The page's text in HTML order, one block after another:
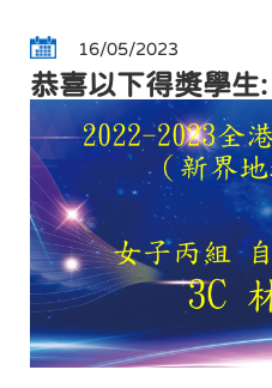
16/05/2023
恭喜以下得獎學生: